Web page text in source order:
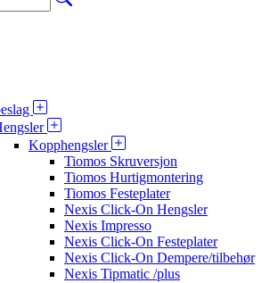
Kopphengsler
Tiomos Skruversjon
Tiomos Hurtigmontering
Tiomos Festeplater
Nexis Click-On Hengsler
Nexis Impresso
Nexis Click-On Festeplater
Nexis Click-On Dempere/tilbehør
Nexis Tipmatic /plus